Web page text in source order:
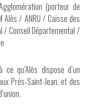
(porteur de
Alès / ANRU / Caisse des
/ Conseil Départemental /
qu’Alès dispose d’un
Prés-Saint-Jean, et des